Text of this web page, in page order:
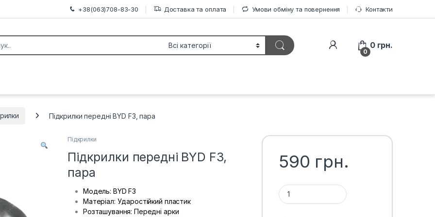
+38(063)708-83-30 Доставка та оплата Умови обміну та повернення Контакти
0
0 грн.
Підкрилки передні BYD F3, пара
Підкрилки
Підкрилки передні BYD F3,
пара
Модель: BYD F3
Матеріал: Ударостійкий пластик
Розташування: Передні арки
590 грн.
Підкрилки передні BYD F3, пара кількість